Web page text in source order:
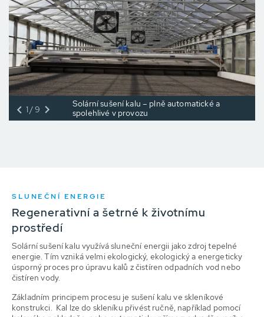
Solární sušení kalu – plně automatické a
spolehlivé v provozu
1/9
SLUNEČNÍ ENERGIE
Regenerativní a šetrné k životnímu
prostředí
Solární sušení kalu využívá sluneční energii jako zdroj tepelné
energie. Tím vzniká velmi ekologický, ekologický a energeticky
úsporný proces pro úpravu kalů z čistíren odpadních vod nebo
čistíren vody.
Základním principem procesu je sušení kalu ve skleníkové
konstrukci. Kal lze do skleníku přivést ručně, například pomocí